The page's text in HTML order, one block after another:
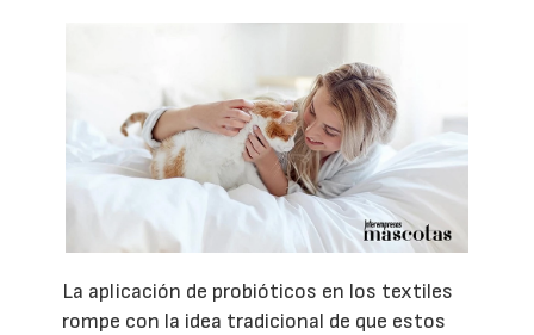
La aplicación de probióticos en los textiles
rompe con la idea tradicional de que estos